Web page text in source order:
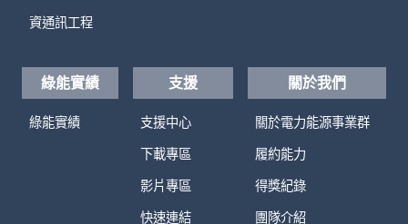
資通訊工程
綠能實績
綠能實績
支援
支援中心
下載專區
影片專區
快速連結
關於我們
關於電力能源事業群
履約能力
得獎紀錄
團隊介紹